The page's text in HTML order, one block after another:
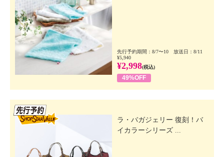
先行予約期間：8/7〜10 放送日：8/11
¥5,940
¥2,998(税込)
49%OFF
ラ・バガジェリー 復刻！バ
イカラーシリーズ ...